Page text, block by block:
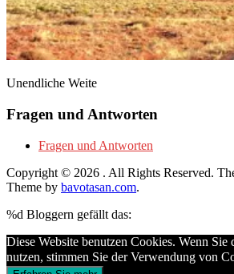
Unendliche Weite
Fragen und Antworten
Fragen und Antworten
Copyright © 2026 . All Rights Reserved.
Theme by bavotasan.com.
%d Bloggern gefällt das:
Diese Website benutzen Cookies. Wenn Sie
nutzen, stimmen Sie der Verwendung von